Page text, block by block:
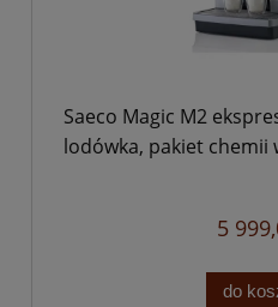
Saeco Magic M2
lodówka, pakiet chemii
5
do